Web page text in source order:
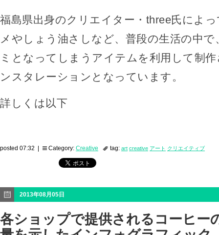
福島県出身のクリエイター・three氏によ
メやしょう油さしなど、普段の生活の中
ミとなってしまうアイテムを利用して制
ンスタレーションとなっています。
詳しくは以下
posted 07:32 | Category: Creative tag: art creative アート クリエイティブ
2013年08月05日
各ショップで提供されるコーヒー